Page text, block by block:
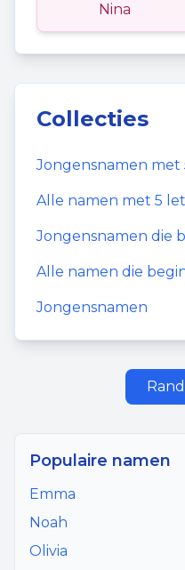
Nina
Collecties
Jongensnamen met
Alle namen met 5
Jongensnamen die
Alle namen die
Jongensnamen
Populaire namen
Emma
Noah
Olivia